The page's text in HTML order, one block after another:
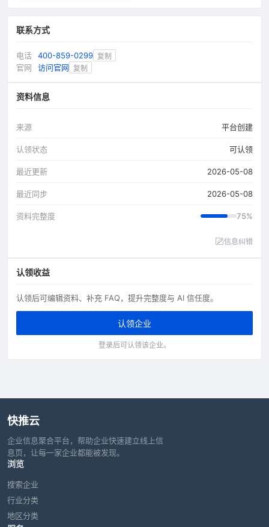
联系方式
电话 400-859-0299 复制
官网 访问官网 复制
资料信息
来源 平台创建
认领状态 可认领
最近更新 2026-05-08
最近同步 2026-05-08
资料完整度 75%
信息纠错
认领收益
认领后可编辑资料、补充 FAQ，提升完整度与 AI 信任度。
认领企业
登录后可认领该企业。
快推云
企业信息聚合平台，帮助企业快速建立线上信
息页，让每一家企业都能被发现。
浏览
搜索企业
行业分类
地区分类